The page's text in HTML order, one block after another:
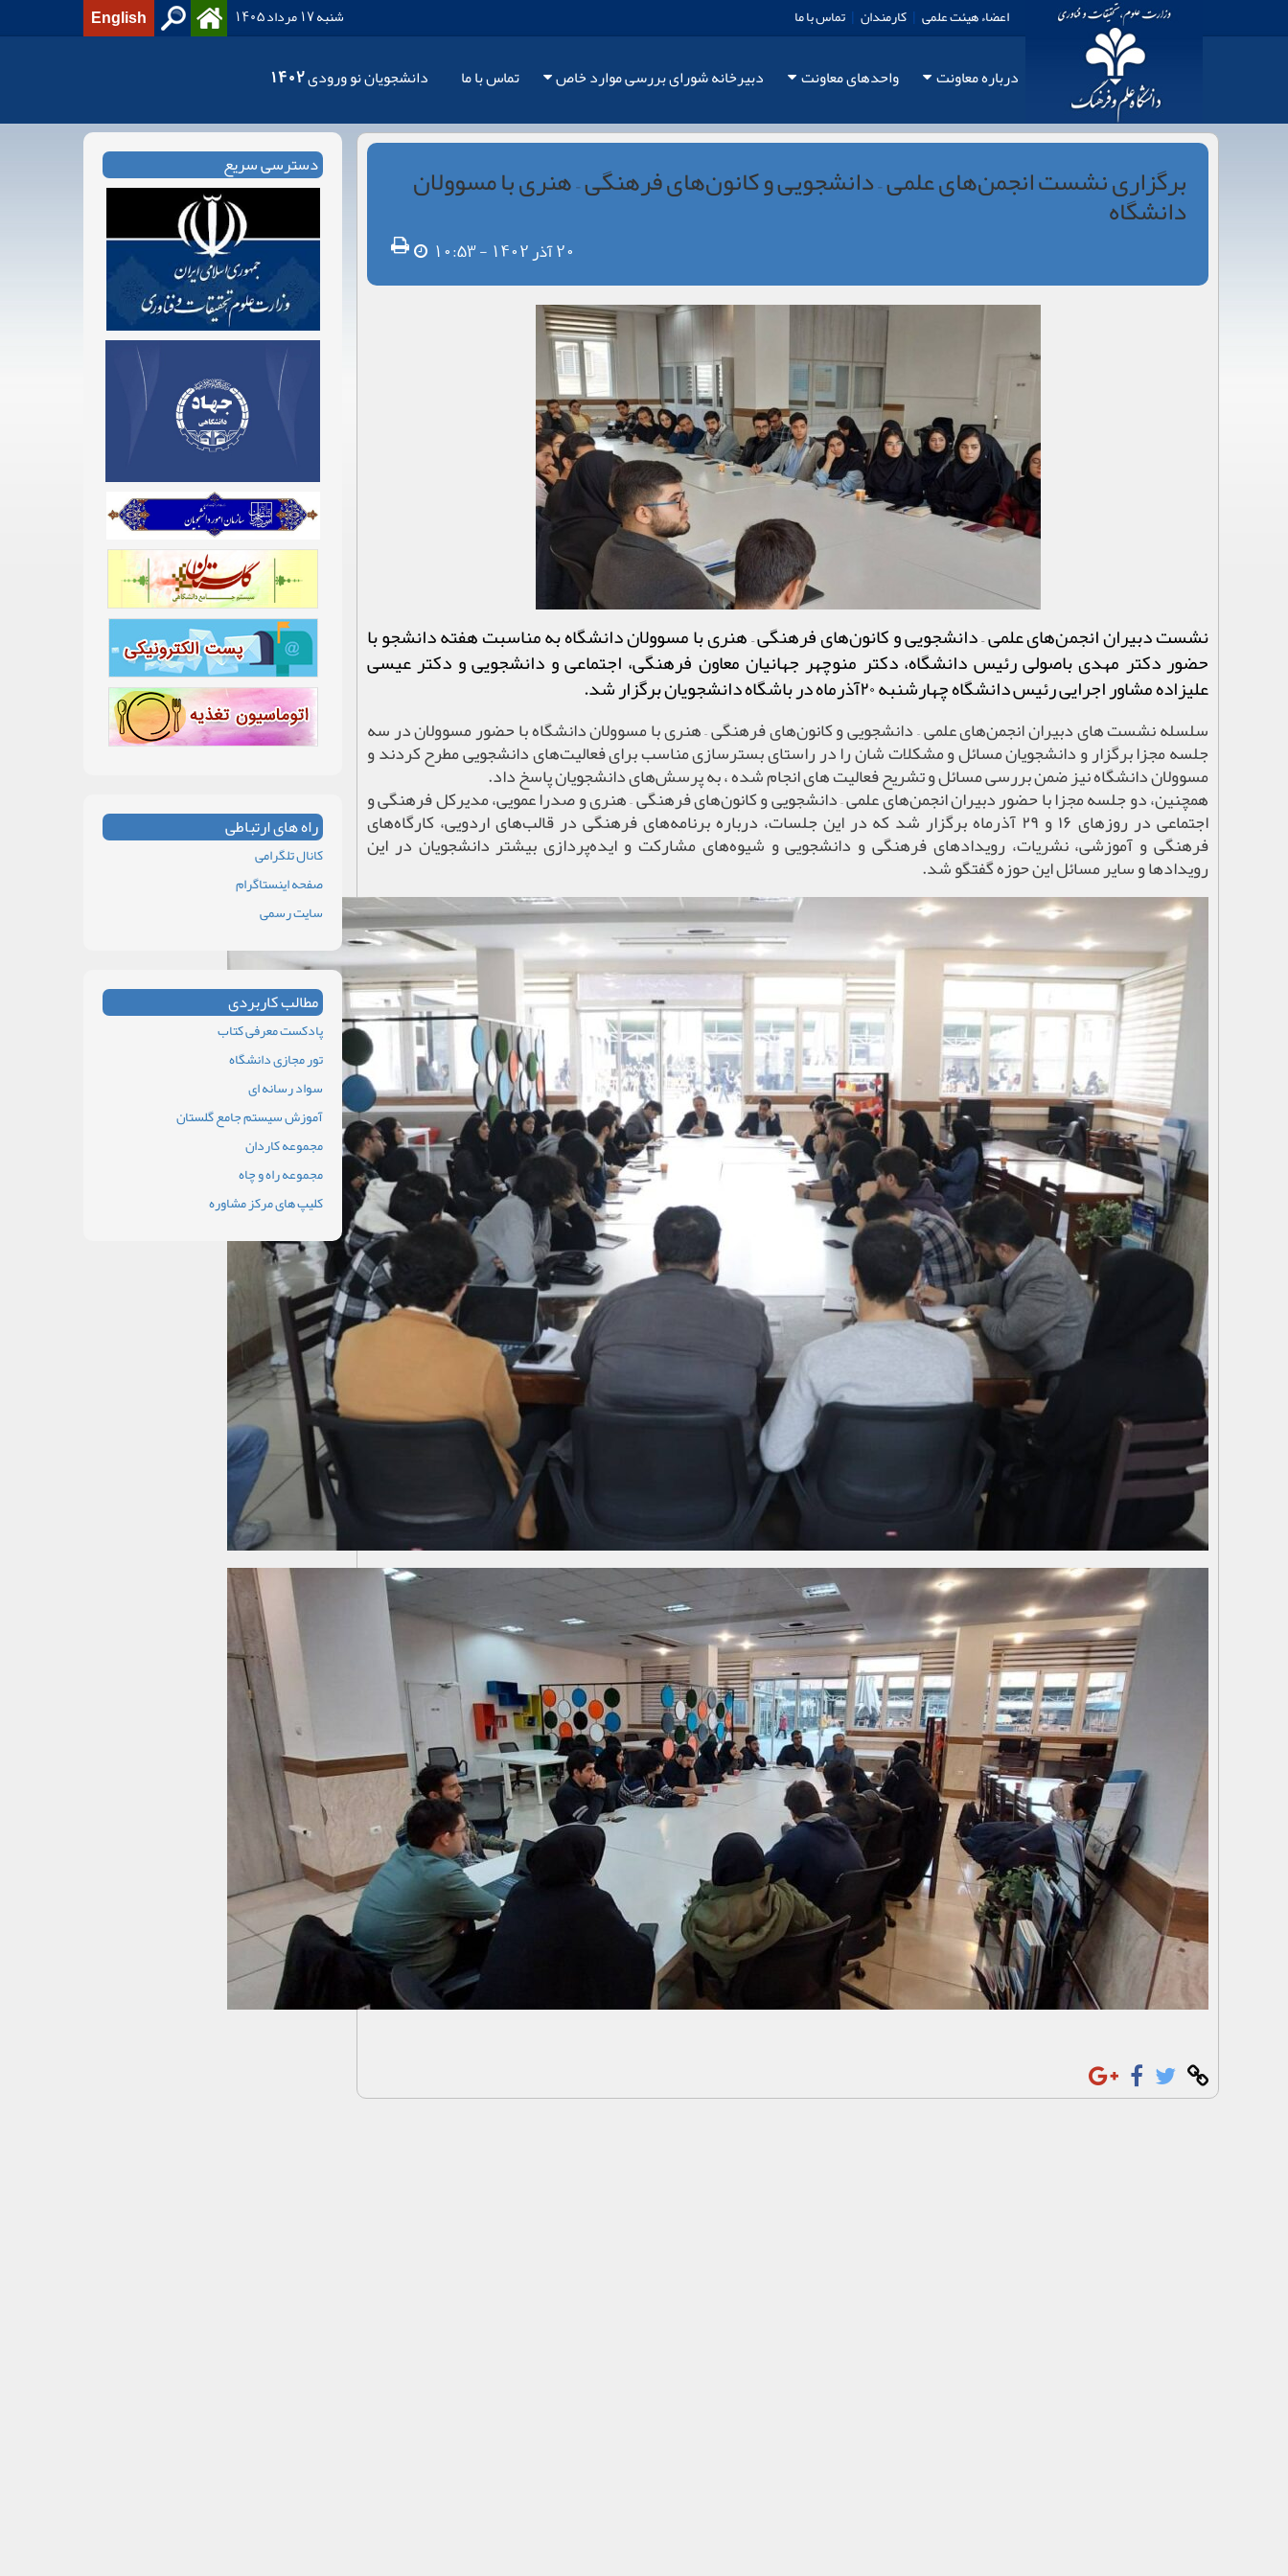
اعضاء هیئت علمی | کارمندان | تماس با ما English شنبه 17 مرداد 1405
درباره معاونت واحدهای معاونت دبیرخانه شورای بررسی موارد خاص تماس با ما دانشجویان نو ورودی 1402
برگزاری نشست انجمن‌های علمی – دانشجویی و کانون‌های فرهنگی – هنری با مسوولان
دانشگاه
20 آذر 1402 - 10:53
نشست دبیران انجمن‌های علمی – دانشجویی و کانون‌های فرهنگی – هنری با مسوولان دانشگاه به مناسبت هفته دانشجو با
حضور دکتر مهدی باصولی رئیس دانشگاه، دکتر منوچهر جهانیان معاون فرهنگی، اجتماعی و دانشجویی و دکتر عیسی
علیزاده مشاور اجرایی رئیس دانشگاه چهارشنبه ۲۰آذرماه در باشگاه دانشجویان برگزار شد.
سلسله نشست های دبیران انجمن‌های علمی – دانشجویی و کانون‌های فرهنگی – هنری با مسوولان دانشگاه با حضور مسوولان در سه
جلسه مجزا برگزار و دانشجویان مسائل و مشکلات شان را در راستای بسترسازی مناسب برای فعالیت‌های دانشجویی مطرح کردند و
مسوولان دانشگاه نیز ضمن بررسی مسائل و تشریح فعالیت های انجام شده ، به پرسش‌های دانشجویان پاسخ داد.
همچنین، دو جلسه مجزا با حضور دبیران انجمن‌های علمی – دانشجویی و کانون‌های فرهنگی – هنری و صدرا عمویی، مدیرکل فرهنگی و
اجتماعی در روزهای ۱۶ و ۲۹ آذرماه برگزار شد که در این جلسات، درباره برنامه‌های فرهنگی در قالب‌های اردویی، کارگاه‌های
فرهنگی و آموزشی، نشریات، رویدادهای فرهنگی و دانشجویی و شیوه‌های مشارکت و ایده‌پردازی بیشتر دانشجویان در این
رویدادها و سایر مسائل این حوزه گفتگو شد.
دسترسی سریع
راه های ارتباطی
کانال تلگرامی
صفحه اینستاگرام
سایت رسمی
مطالب کاربردی
پادکست معرفی کتاب
تور مجازی دانشگاه
سواد رسانه ای
آموزش سیستم جامع گلستان
مجموعه کاردان
مجموعه راه و چاه
کلیپ های مرکز مشاوره